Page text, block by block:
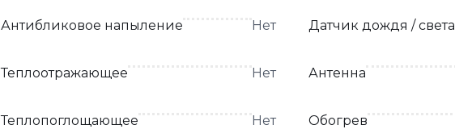
Антибликовое напыление Нет Датчик дождя / света
Теплоотражающее Нет Антенна
Теплопоглощающее Нет Обогрев